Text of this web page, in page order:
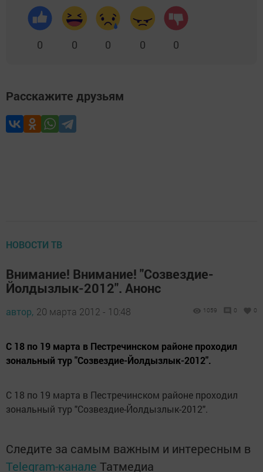
0 0 0 0 0
Расскажите друзьям
НОВОСТИ ТВ
Внимание! Внимание! "Созвездие-
Йолдызлык-2012". Анонс
автор, 20 марта 2012 - 10:48 1059 0 0
С 18 по 19 марта в Пестречинском районе проходил
зональный тур "Созвездие-Йолдызлык-2012".
С 18 по 19 марта в Пестречинском районе проходил
зональный тур "Созвездие-Йолдызлык-2012".
Следите за самым важным и интересным в
Telegram-канале Татмедиа